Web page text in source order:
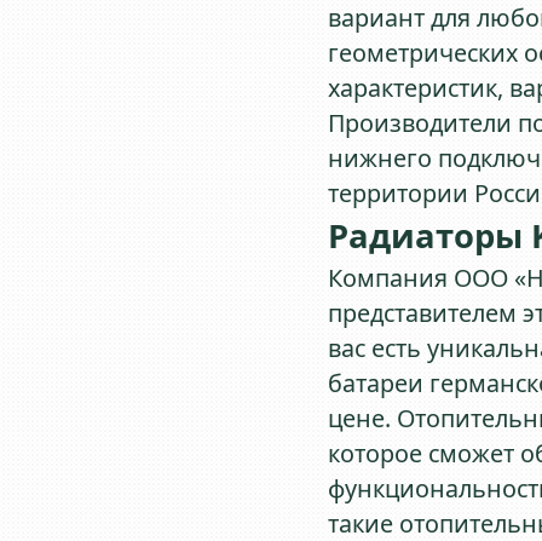
вариант для
геометрических
характеристик,
Производители
нижнего
территории
Радиаторы
Компания ООО
представителем
вас есть
батареи
цене.
которое сможет
такие